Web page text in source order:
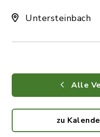
Untersteinbach
Alle
zu